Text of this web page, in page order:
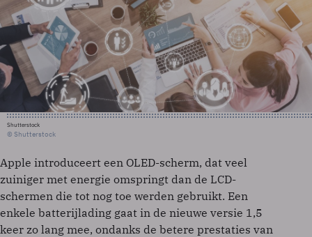
Shutterstock
© Shutterstock
Apple introduceert een OLED-scherm, dat veel
zuiniger met energie omspringt dan de LCD-
schermen die tot nog toe werden gebruikt. Een
enkele batterijlading gaat in de nieuwe versie 1,5
keer zo lang mee, ondanks de betere prestaties van